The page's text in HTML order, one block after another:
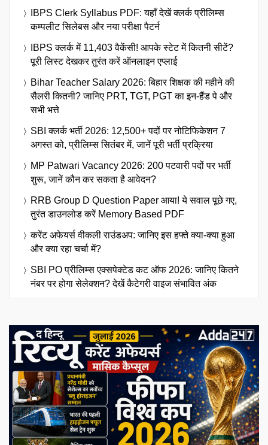
IBPS Clerk Syllabus PDF: यहाँ देखें क्लर्क प्रीलिम्स
कम्पलीट सिलेबस और नया परीक्षा पैटर्न
IBPS क्लर्क में 11,403 वैकेंसी! आपके स्टेट में कितनी सीटें?
पूरी लिस्ट देखकर तुरंत करें ऑनलाइन एप्लाई
Bihar Teacher Salary 2026: बिहार शिक्षक की महीने की
सैलरी कितनी? जानिए PRT, TGT, PGT का इन-हैंड पे और
सभी भत्ते
SBI क्लर्क भर्ती 2026: 12,500+ पदों पर नोटिफिकेशन 7
अगस्त को, प्रीलिम्स सितंबर में, जानें पूरी भर्ती प्रक्रिया
MP Patwari Vacancy 2026: 200 पटवारी पदों पर भर्ती
शुरू, जानें कौन कर सकता है आवेदन?
RRB Group D Question Paper आया! ये सवाल पूछे गए,
तुरंत डाउनलोड करें Memory Based PDF
करेंट अफेयर्स वीकली राउंडअप: जानिए इस हफ्ते क्या-क्या हुआ
और क्या रहा चर्चा में?
SBI PO प्रीलिम्स एक्सपेक्टेड कट ऑफ 2026: जानिए कितने
नंबर पर होगा सेलेक्शन? देखें कैटेगरी वाइज संभावित अंक